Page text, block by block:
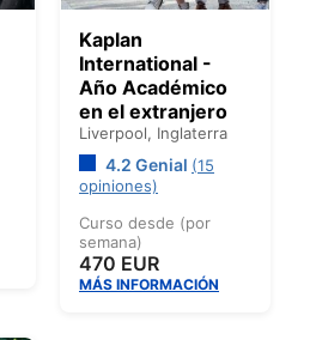
Kaplan
International -
Año Académico
en el extranjero
Liverpool, Inglaterra
4.2 Genial (15
opiniones)
Curso desde (por
semana)
470 EUR
MÁS INFORMACIÓN